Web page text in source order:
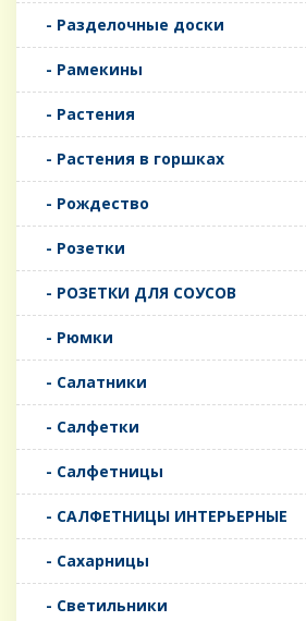
- Разделочные доски
- Рамекины
- Растения
- Растения в горшках
- Рождество
- Розетки
- РОЗЕТКИ ДЛЯ СОУСОВ
- Рюмки
- Салатники
- Салфетки
- Салфетницы
- САЛФЕТНИЦЫ ИНТЕРЬЕРНЫЕ
- Сахарницы
- Светильники